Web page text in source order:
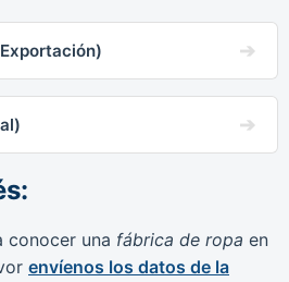
conocer una fábrica de ropa en
envíenos los datos de la